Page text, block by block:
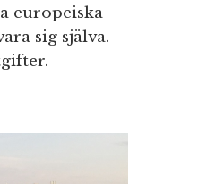
europeiska
sig själva.